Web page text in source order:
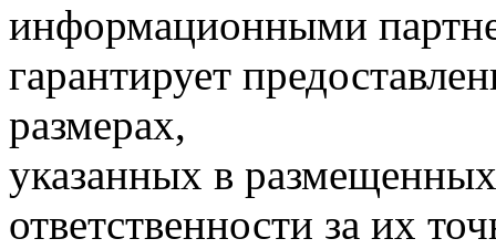
информационными
гарантирует
размерах,
указанных в
ответственности за их